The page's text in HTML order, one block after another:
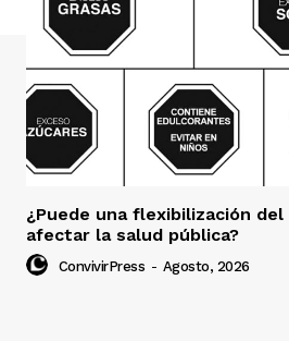
¿Puede una flexibilización
afectar la salud pública?
ConvivirPress - Agosto, 2026